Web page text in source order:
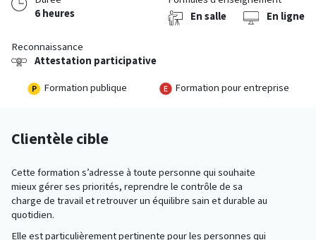
6 heures
En salle
En ligne
Reconnaissance
Attestation participative
Formation publique
Formation pour entreprise
Clientèle cible
Cette formation s’adresse à toute personne qui souhaite
mieux gérer ses priorités, reprendre le contrôle de sa
charge de travail et retrouver un équilibre sain et durable au
quotidien.
Elle est particulièrement pertinente pour les personnes qui